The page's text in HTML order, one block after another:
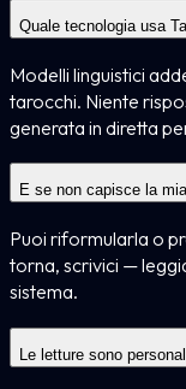
Quale tecnologia usa
Modelli linguistici
tarocchi. Niente
generata in diretta
E se non capisce la
Puoi riformularla o
torna, scrivici —
sistema.
Le letture sono